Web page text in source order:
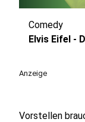
Comedy
Elvis Eifel -
Anzeige
Vorstellen